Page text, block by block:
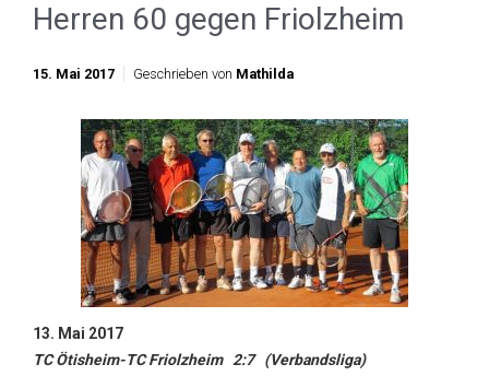
Herren 60 gegen Friolzheim
15. Mai 2017 Geschrieben von Mathilda
13. Mai 2017
TC Ötisheim-TC Friolzheim 2:7 (Verbandsliga)